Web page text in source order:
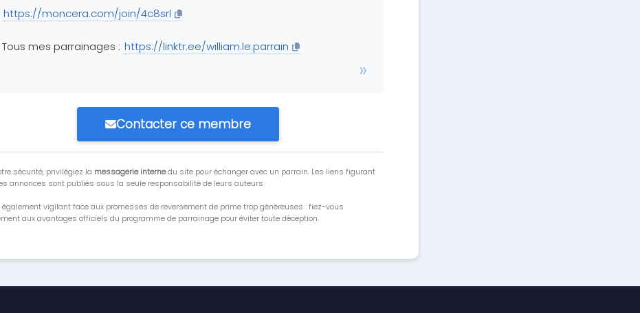
https://moncera.com/join/4c8srl
Tous mes parrainages : https://linktr.ee/william.le.parrain
Contacter ce membre
sécurité, privilégiez la messagerie internedu site pour échanger avec un parrain. Les liens figurant
annonces sont publiés sous la seule responsabilité de leurs auteurs.
également vigilant face aux promesses de reversement de prime trop généreuses : fiez-vous
aux avantages officiels du programme de parrainage pour éviter toute déception.